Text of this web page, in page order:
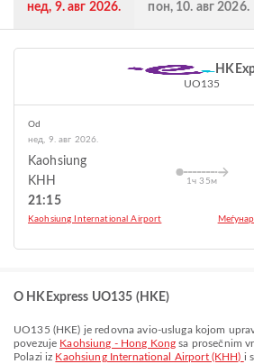
нед, 9. авг 2026. пон, 10. авг 2026.
UO135
Od
нед, 9. авг 2026.
Kaohsiung
KHH
21:15
Kaohsiung International Airport
1ч 35м
O HKExpress UO135 (HKE)
UO135 (HKE) je redovna avio-usluga kojom
povezuje Kaohsiung - Hong Kong sa prosečnim
Polazi iz Kaohsiung International Airport (KHH) i